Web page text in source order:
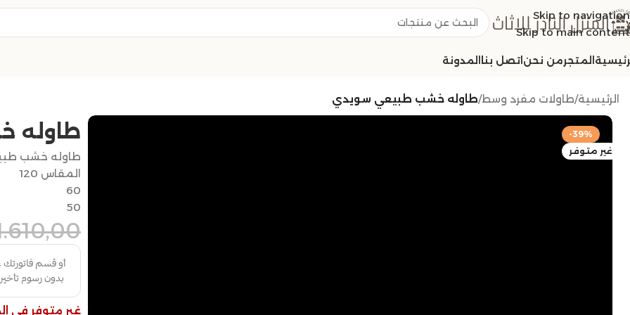
Skip to navigation
Skip to main content
المتجرمن نحن اتصل بنا المدونة
الرئيسية/طاولات مفرد وسط/طاوله خشب طبيعي سويدي
-39%
غير متوفر
طاوله
طاوله خشب
المقاس 120
60
50
غير متوفر في